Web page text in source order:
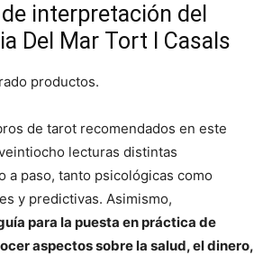
interpretación del
Del Mar Tort I Casals
productos.
de tarot recomendados en este
lecturas distintas
a paso, tanto psicológicas como
y predictivas. Asimismo,
para la puesta en práctica de
aspectos sobre la salud, el dinero,